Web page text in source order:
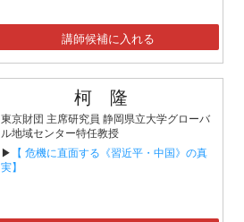
講師候補に入れる
柯 隆
東京財団 主席研究員 静岡県立大学グローバ
ル地域センター特任教授
▶ 【 危機に直面する《習近平・中国》の真
実】